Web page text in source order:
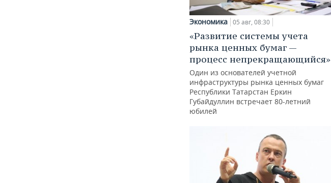
Экономика 05 авг, 08:30
«Развитие системы учета
рынка ценных бумаг —
процесс непрекращающийся»
Один из основателей учетной
инфраструктуры рынка ценных бумаг
Республики Татарстан Еркин
Губайдуллин встречает 80-летний
юбилей